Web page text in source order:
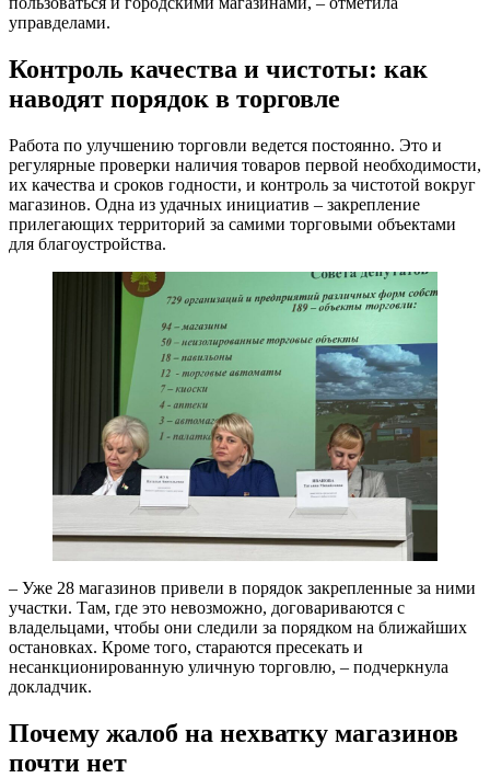
управделами.
Контроль качества и чистоты: как
наводят порядок в торговле
Работа по улучшению торговли ведется постоянно. Это и
регулярные проверки наличия товаров первой необходимости,
их качества и сроков годности, и контроль за чистотой вокруг
магазинов. Одна из удачных инициатив – закрепление
прилегающих территорий за самими торговыми объектами
для благоустройства.
– Уже 28 магазинов привели в порядок закрепленные за ними
участки. Там, где это невозможно, договариваются с
владельцами, чтобы они следили за порядком на ближайших
остановках. Кроме того, стараются пресекать и
несанкционированную уличную торговлю, – подчеркнула
докладчик.
Почему жалоб на нехватку магазинов
почти нет